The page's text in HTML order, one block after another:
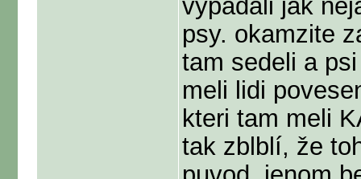
vypadali jak
psy. okamzite
tam sedeli a
meli lidi
kteri tam meli
tak zblblí, že